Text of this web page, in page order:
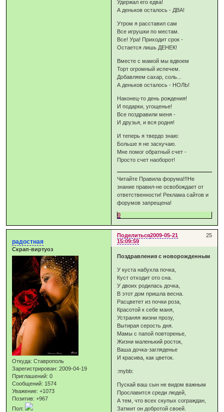
Удержал его едва!
А деньков осталось - ДВА!
Утром я расставил сам
Все игрушки по местам.
Все! Ура! Приходит срок -
Остается лишь ДЕНЕК!
Вместе с мамой мы вдвоем
Торт огромный испечем.
Добавляем сахар, соль...
А деньков осталось - НОЛЬ!
Наконец-то день рождения!
И подарки, угощенье!
Все поздравили меня -
И друзья, и вся родня!
И теперь я твердо знаю:
Больше я не заскучаю.
Мне помог обратный счет -
Просто счет наоборот!
Читайте Правила форума!!!Не
знание правил-не освобождает от
ответственности! Реклама сайтов и
форумов запрещена!
0
Поделиться 25
2009-05-21
15:09:59
радостная
Скрап-виртуоз
Откуда: Ставрополь
Зарегистрирован: 2009-04-19
Приглашений: 0
Сообщений: 1574
Уважение: +1073
Позитив: +967
Пол:
Поздравления с новорожденным
У куста набухла почка,
Куст отходит ото сна.
У двоих родилась дочка,
В этот дом пришла весна.
Расцветет из почки роза,
Красотой к себе маня,
Устраняя жизни прозу,
Вытирая серость дня.
Мамы с папой повторенье,
Жизни маленький росток,
Ваша дочка-загляденье
И красива, как цветок.
:mybb:
Пускай ваш сын не видом важным
Прославится среди людей,
А тем, что всех скупых сограждан,
Затмит он добротой своей.